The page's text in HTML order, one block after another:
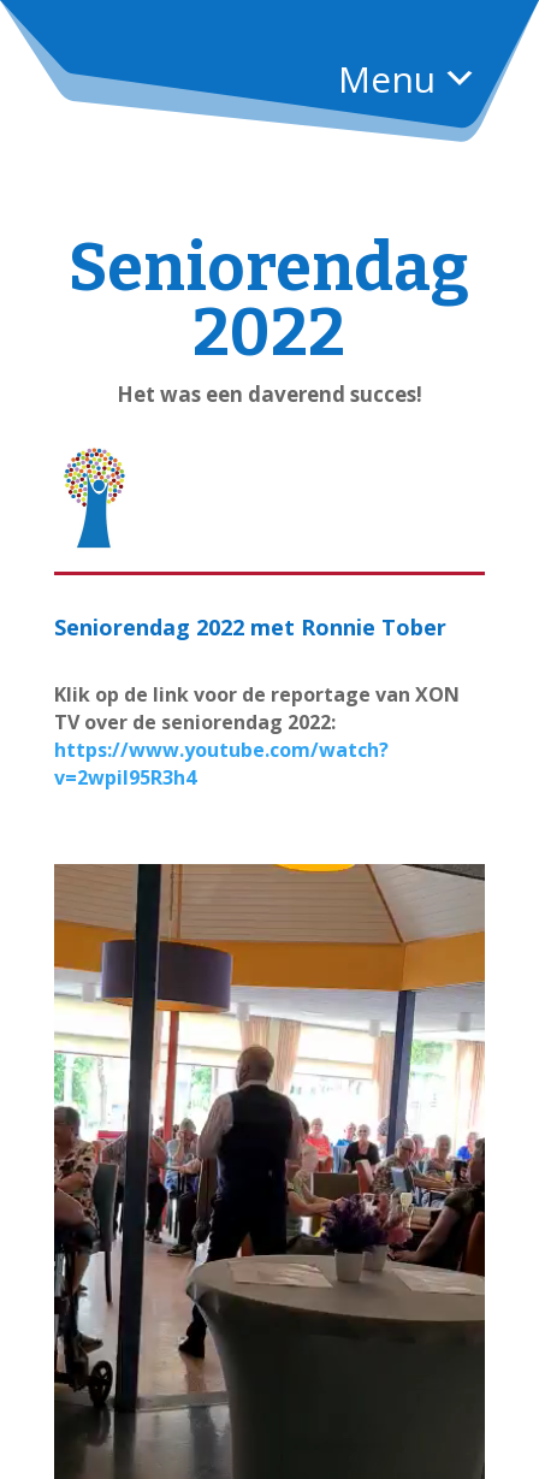
Menu
Seniorendag
2022
Het was een daverend succes!
Seniorendag 2022 met Ronnie Tober
Klik op de link voor de reportage van XON
TV over de seniorendag 2022:
https://www.youtube.com/watch?
v=2wpil95R3h4